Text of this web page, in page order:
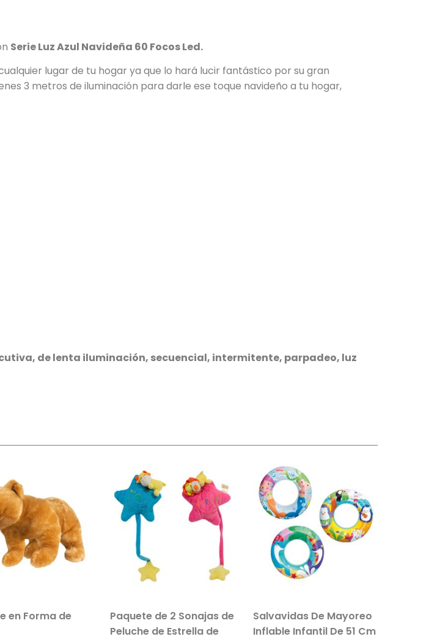
Serie Luz Azul Navideña 60 Focos Led.
lugar de tu hogar ya que lo hará lucir fantástico por su gran
3 metros de iluminación para darle ese toque navideño a tu hogar,
de lenta iluminación, secuencial, intermitente, parpadeo, luz
en Forma de
Paquete de 2 Sonajas de
Peluche de Estrella de
Salvavidas De Mayoreo
Inflable Infantil De 51 Cm